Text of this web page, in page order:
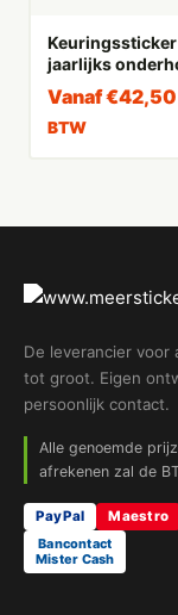
Keuringssticker
jaarlijks
Vanaf€42,50
BTW
De leverancier voor
tot groot. Eigen
persoonlijk contact.
Alle genoemde
afrekenen zal de
PayPal Maestro
Bancontact
Mister Cash